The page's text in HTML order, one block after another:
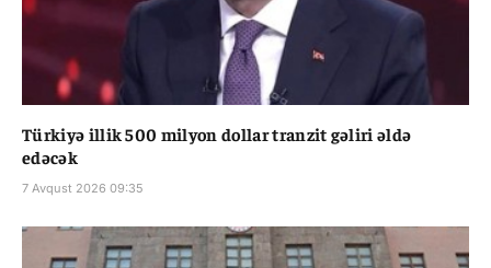
Türkiyə illik 500 milyon dollar tranzit gəliri əldə
edəcək
7 Avqust 2026 09:35